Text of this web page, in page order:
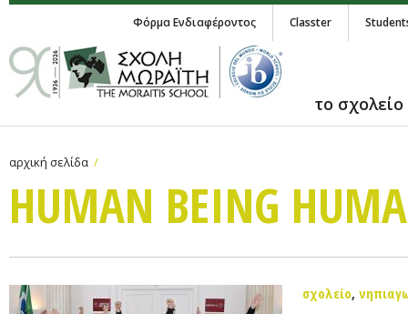
Φόρμα Ενδιαφέροντος Classter
το σχολείο
αρχική σελίδα
HUMAN BEING
σχολείο,